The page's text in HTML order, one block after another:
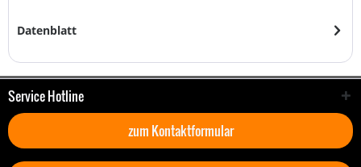
Datenblatt
Service Hotline
zum Kontaktformular